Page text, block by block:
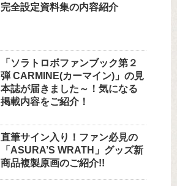
完全設定資料集の内容紹介
「ソラトロボファンブック第２
弾 CARMINE(カーマイン)」の見
本誌が届きました～！気になる
掲載内容をご紹介！
直筆サイン入り！ファン必見の
「ASURA’S WRATH」グッズ新
商品複製原画のご紹介!!